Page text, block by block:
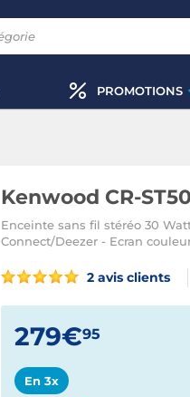
PROMOTIONS
Kenwood CR-
Enceinte sans fil stéréo 30
Connect/Deezer - Ecran
2 avis clients
279€95
En 3x